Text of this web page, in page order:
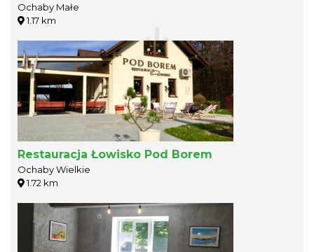
Ochaby Małe
1.17 km
Restauracja Łowisko Pod Borem
Ochaby Wielkie
1.72 km